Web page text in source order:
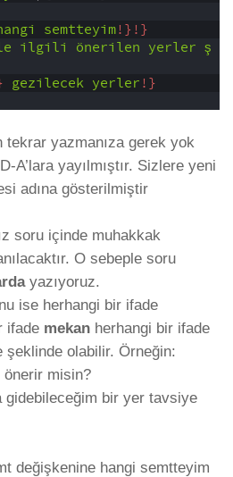
semtteyim!}!}
ilgili önerilen yerler ş
gezilecek yerler!}
yazmanıza gerek yok
A’lara yayılmıştır. Sizlere yeni
adına gösterilmiştir
soru içinde muhakkak
O sebeple soru
yazıyoruz.
ise herhangi bir ifade
ifade mekan herhangi bir ifade
şeklinde olabilir. Örneğin:
önerir misin?
gidebileceğim bir yer tavsiye
değişkenine hangi semtteyim